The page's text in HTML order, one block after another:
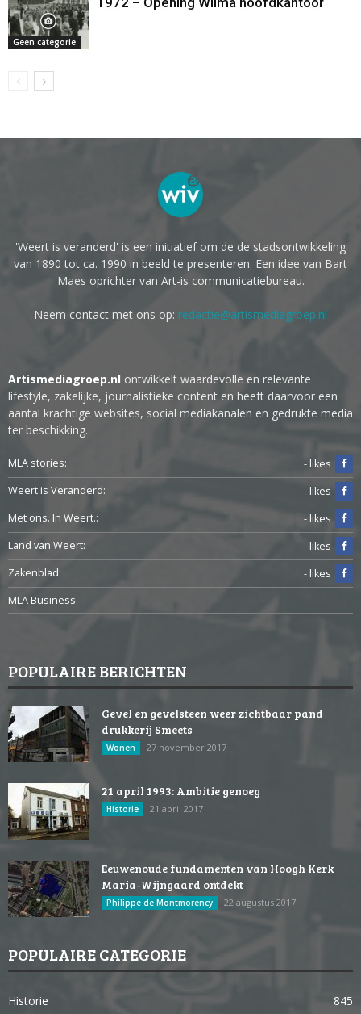
Geen categorie
'Weert is veranderd' is een initiatief om de de stadsontwikkeling
van 1890 tot ca. 1990 in beeld te presenteren. Een idee van Bart
Maes oprichter van Art-is communicatiebureau.
Neem contact met ons op: redactie@artismediagroep.nl
Artismediagroep.nl ontwikkelt waardevolle en relevante
lifestyle, zakelijke, journalistieke content en heeft daarvoor een
aantal krachtige websites, social mediakanalen en gedrukte media
ter beschikking.
MLA stories:
- likes
Weert is Veranderd:
- likes
Met ons. In Weert.:
- likes
Land van Weert:
- likes
Zakenblad:
- likes
MLA Business
POPULAIRE BERICHTEN
Gevel en gevelsteen weer zichtbaar pand
drukkerij Smeets
Wonen 27 november 2017
21 april 1993: Ambitie genoeg
Historie 21 april 2017
Eeuwenoude fundamenten van Hoogh Kerk
Maria-Wijngaard ontdekt
Philippe de Montmorency 22 augustus 2017
POPULAIRE CATEGORIE
Historie 845